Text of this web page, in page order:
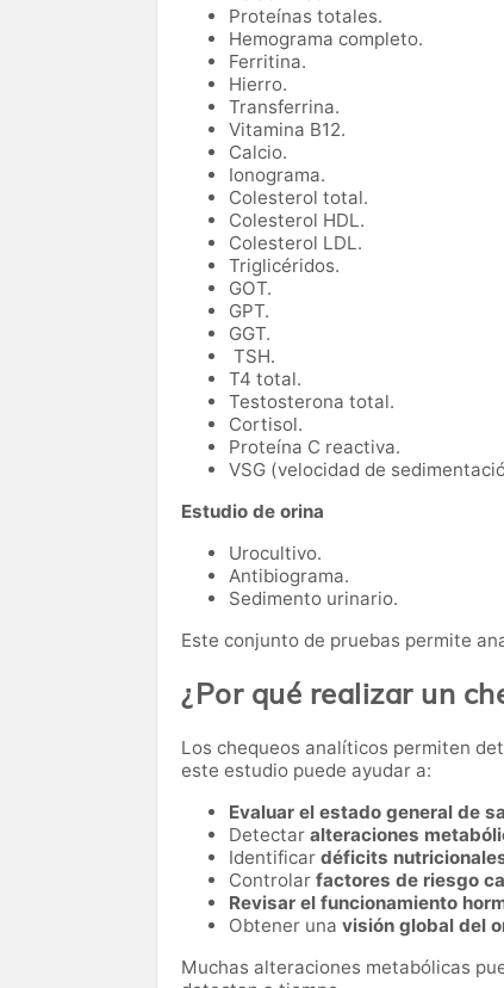
Proteínas totales.
Hemograma completo.
Ferritina.
Hierro.
Transferrina.
Vitamina B12.
Calcio.
Ionograma.
Colesterol total.
Colesterol HDL.
Colesterol LDL.
Triglicéridos.
GOT.
GPT.
GGT.
TSH.
T4 total.
Testosterona total.
Cortisol.
Proteína C reactiva.
VSG (velocidad de
Estudio de orina
Urocultivo.
Antibiograma.
Sedimento urinario.
Este conjunto de pruebas permite
¿Por qué realizar un
Los chequeos analíticos permiten
este estudio puede ayudar a:
Evaluar el estado general de
Detectar alteraciones
Identificar déficits
Controlar factores de riesgo
Revisar el funcionamiento
Obtener una visión global del
Muchas alteraciones metabólicas